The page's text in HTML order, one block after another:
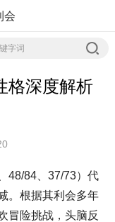
会
解析（其利会）
格深度解析
48/84、37/73）代
。根据其利会多年
冒险挑战，头脑反